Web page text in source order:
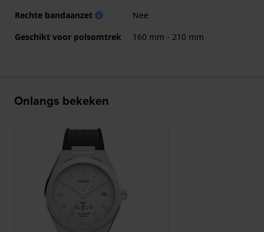
Rechte bandaanzet
Nee
Geschikt voor polsomtrek
160 mm - 210 mm
Onlangs bekeken